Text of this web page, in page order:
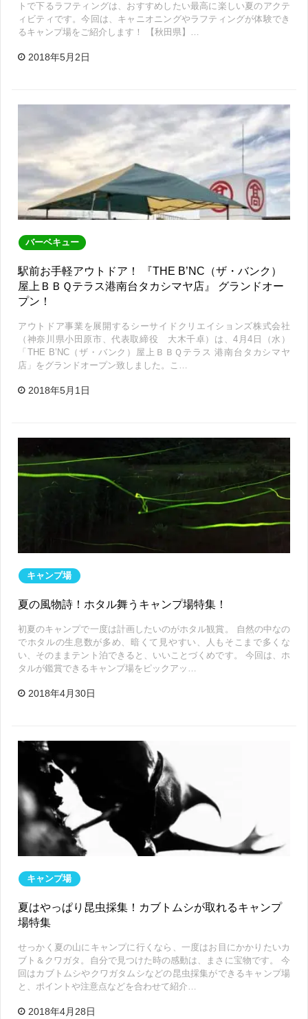
トで下るラフティングは、おすすめしたい最高に楽しい夏のアクテ
ィビティです。今回は、キャニオニングやラフティングが体験でき
るキャンプ場をご紹介します！ 【秋田県】…
2018年5月2日
バーベキュー
駅前お手軽アウトドア！ 『THE B’NC（ザ・バンク）
屋上ＢＢＱテラス港南台タカシマヤ店』 グランドオー
プン！
アウトドア事業を展開するシーサイドクリエイションズ株式会社
（神奈川県小田原市、代表取締役 大木千卓）は、4月4日（水）
「THE B’NC（ザ・バンク）屋上ＢＢＱテラス 港南台タカシマヤ
店」をグランドオープン致しました。こ…
2018年5月1日
キャンプ場
夏の風物詩！ホタル舞うキャンプ場特集！
初夏のキャンプで一度は計画したいのがホタル観賞。 自然の中なの
でホタルの生息数が多め、暗くて見やすい、人もそこまで多くな
い、そのままテント泊できると、いいことづくめです。 今回は、ホ
タルが鑑賞できるキャンプ場をピックアッ…
2018年4月30日
キャンプ場
夏はやっぱり昆虫採集！カブトムシが取れるキャンプ
場特集
せっかく夏の山にキャンプに行くなら、一度はお目にかかりたいカ
ブト＆クワガタ。自分で見つけた時の感動は、まさに宝物です。 今
回はカブトムシやクワガタムシなどの昆虫採集ができるキャンプ場
と、ポイントや注意点などを合わせて紹介…
2018年4月28日